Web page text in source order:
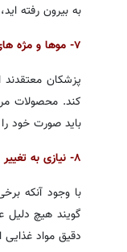
به بیرون رفته
۷- موها و مژه های خود را بشویید
پزشکان
کند. محصولات
باید صورت خود
۸- نیازی به تغییر در رژیم غذایی نیست
با وجود آنکه
گویند هیچ دلیل
دقیق مواد غذایی